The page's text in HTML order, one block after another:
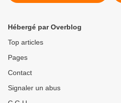
Hébergé par Overblog
Top articles
Pages
Contact
Signaler un abus